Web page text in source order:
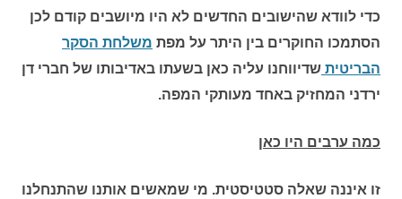
כדי לוודא שהישובים החדשים לא היו מיושבים קודם לכן
הסתמכו החוקרים בין היתר על מפת משלחת הסקר
הבריטית שדיווחנו עליה כאן בשעתו באדיבותו של חברי דן
ירדני המחזיק באחד מעותקי המפה.
כמה ערבים היו כאן
זו איננה שאלה סטטיסטית. מי שמאשים אותנו שהתנחלנו